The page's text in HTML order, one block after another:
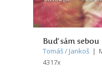
Buď sám sebou
Tomáš / Jankoš |
4317x